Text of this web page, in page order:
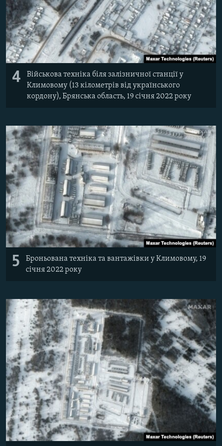
4
Військова техніка біля залізничної станції у
Климовому (13 кілометрів від українського
кордону), Брянська область, 19 січня 2022 року
5
Броньована техніка та вантажівки у Климовому, 19
січня 2022 року